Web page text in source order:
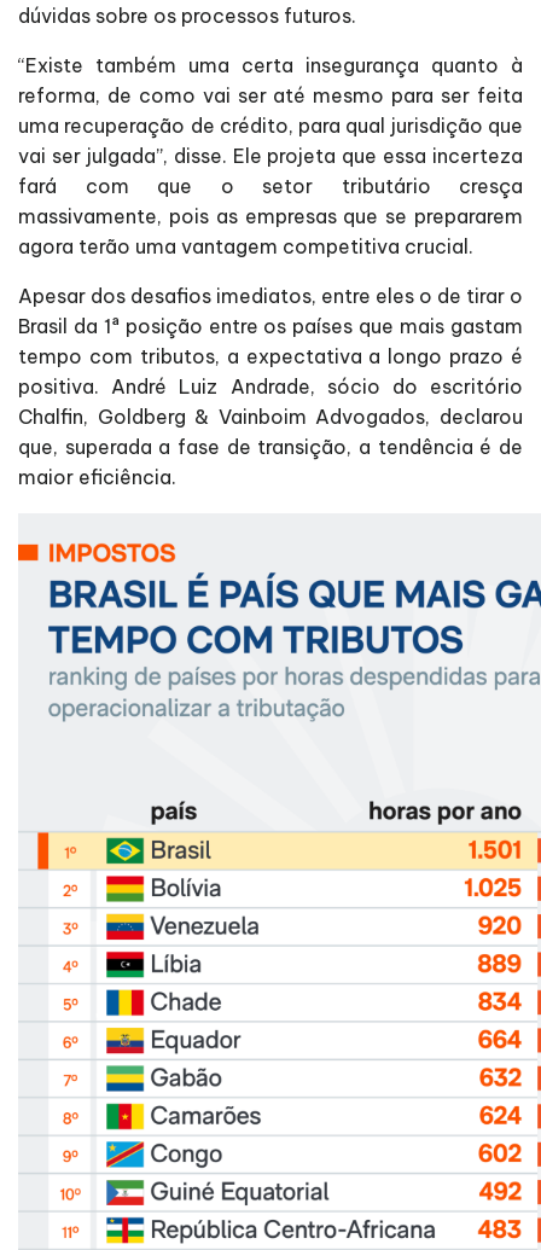
dúvidas sobre os processos futuros.
“Existe também uma certa insegurança quanto à
reforma, de como vai ser até mesmo para ser feita
uma recuperação de crédito, para qual jurisdição que
vai ser julgada”, disse. Ele projeta que essa incerteza
fará com que o setor tributário cresça
massivamente, pois as empresas que se prepararem
agora terão uma vantagem competitiva crucial.
Apesar dos desafios imediatos, entre eles o de tirar o
Brasil da 1ª posição entre os países que mais gastam
tempo com tributos, a expectativa a longo prazo é
positiva. André Luiz Andrade, sócio do escritório
Chalfin, Goldberg & Vainboim Advogados, declarou
que, superada a fase de transição, a tendência é de
maior eficiência.